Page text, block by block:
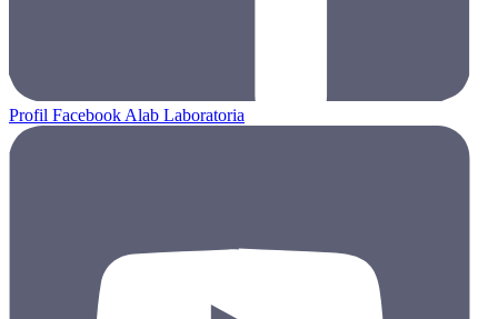
Profil Facebook Alab Laboratoria